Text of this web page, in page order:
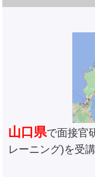
山口県で面接官
レーニング)を受